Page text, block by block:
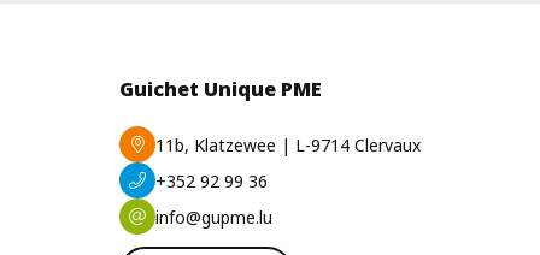
Guichet Unique PME
11b, Klatzewee | L-9714 Clervaux
+352 92 99 36
info@gupme.lu